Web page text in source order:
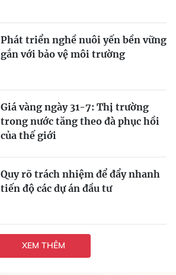
Phát triển nghề nuôi yến bền vững
gắn với bảo vệ môi trường
Giá vàng ngày 31-7: Thị trường
trong nước tăng theo đà phục hồi
của thế giới
Quy rõ trách nhiệm để đẩy nhanh
tiến độ các dự án đầu tư
XEM THÊM